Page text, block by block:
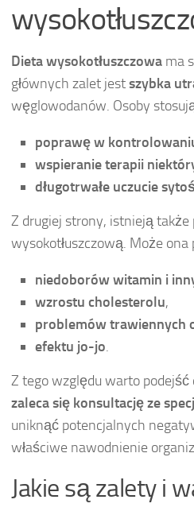
Dieta wysokotłuszczowa ma
głównych zalet jestszybka
węglowodanów. Osoby
poprawę w
wspieranie terapii
długotrwałe uczucie
Z drugiej strony, istnieją
wysokotłuszczową. Może ona
niedoborów witamin i
wzrostu cholesterolu,
problemów trawiennych
efektu jo-jo.
Z tego względu warto podejść
zaleca się konsultację ze
uniknąć potencjalnych
właściwe nawodnienie
Jakie są zalety i